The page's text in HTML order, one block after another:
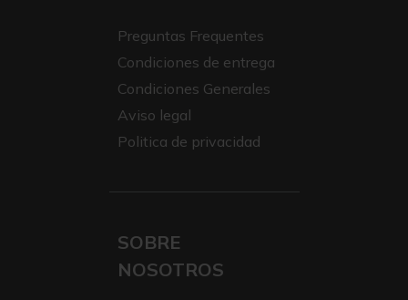
Preguntas Frequentes
Condiciones de entrega
Condiciones Generales
Aviso legal
Politica de privacidad
SOBRE
NOSOTROS